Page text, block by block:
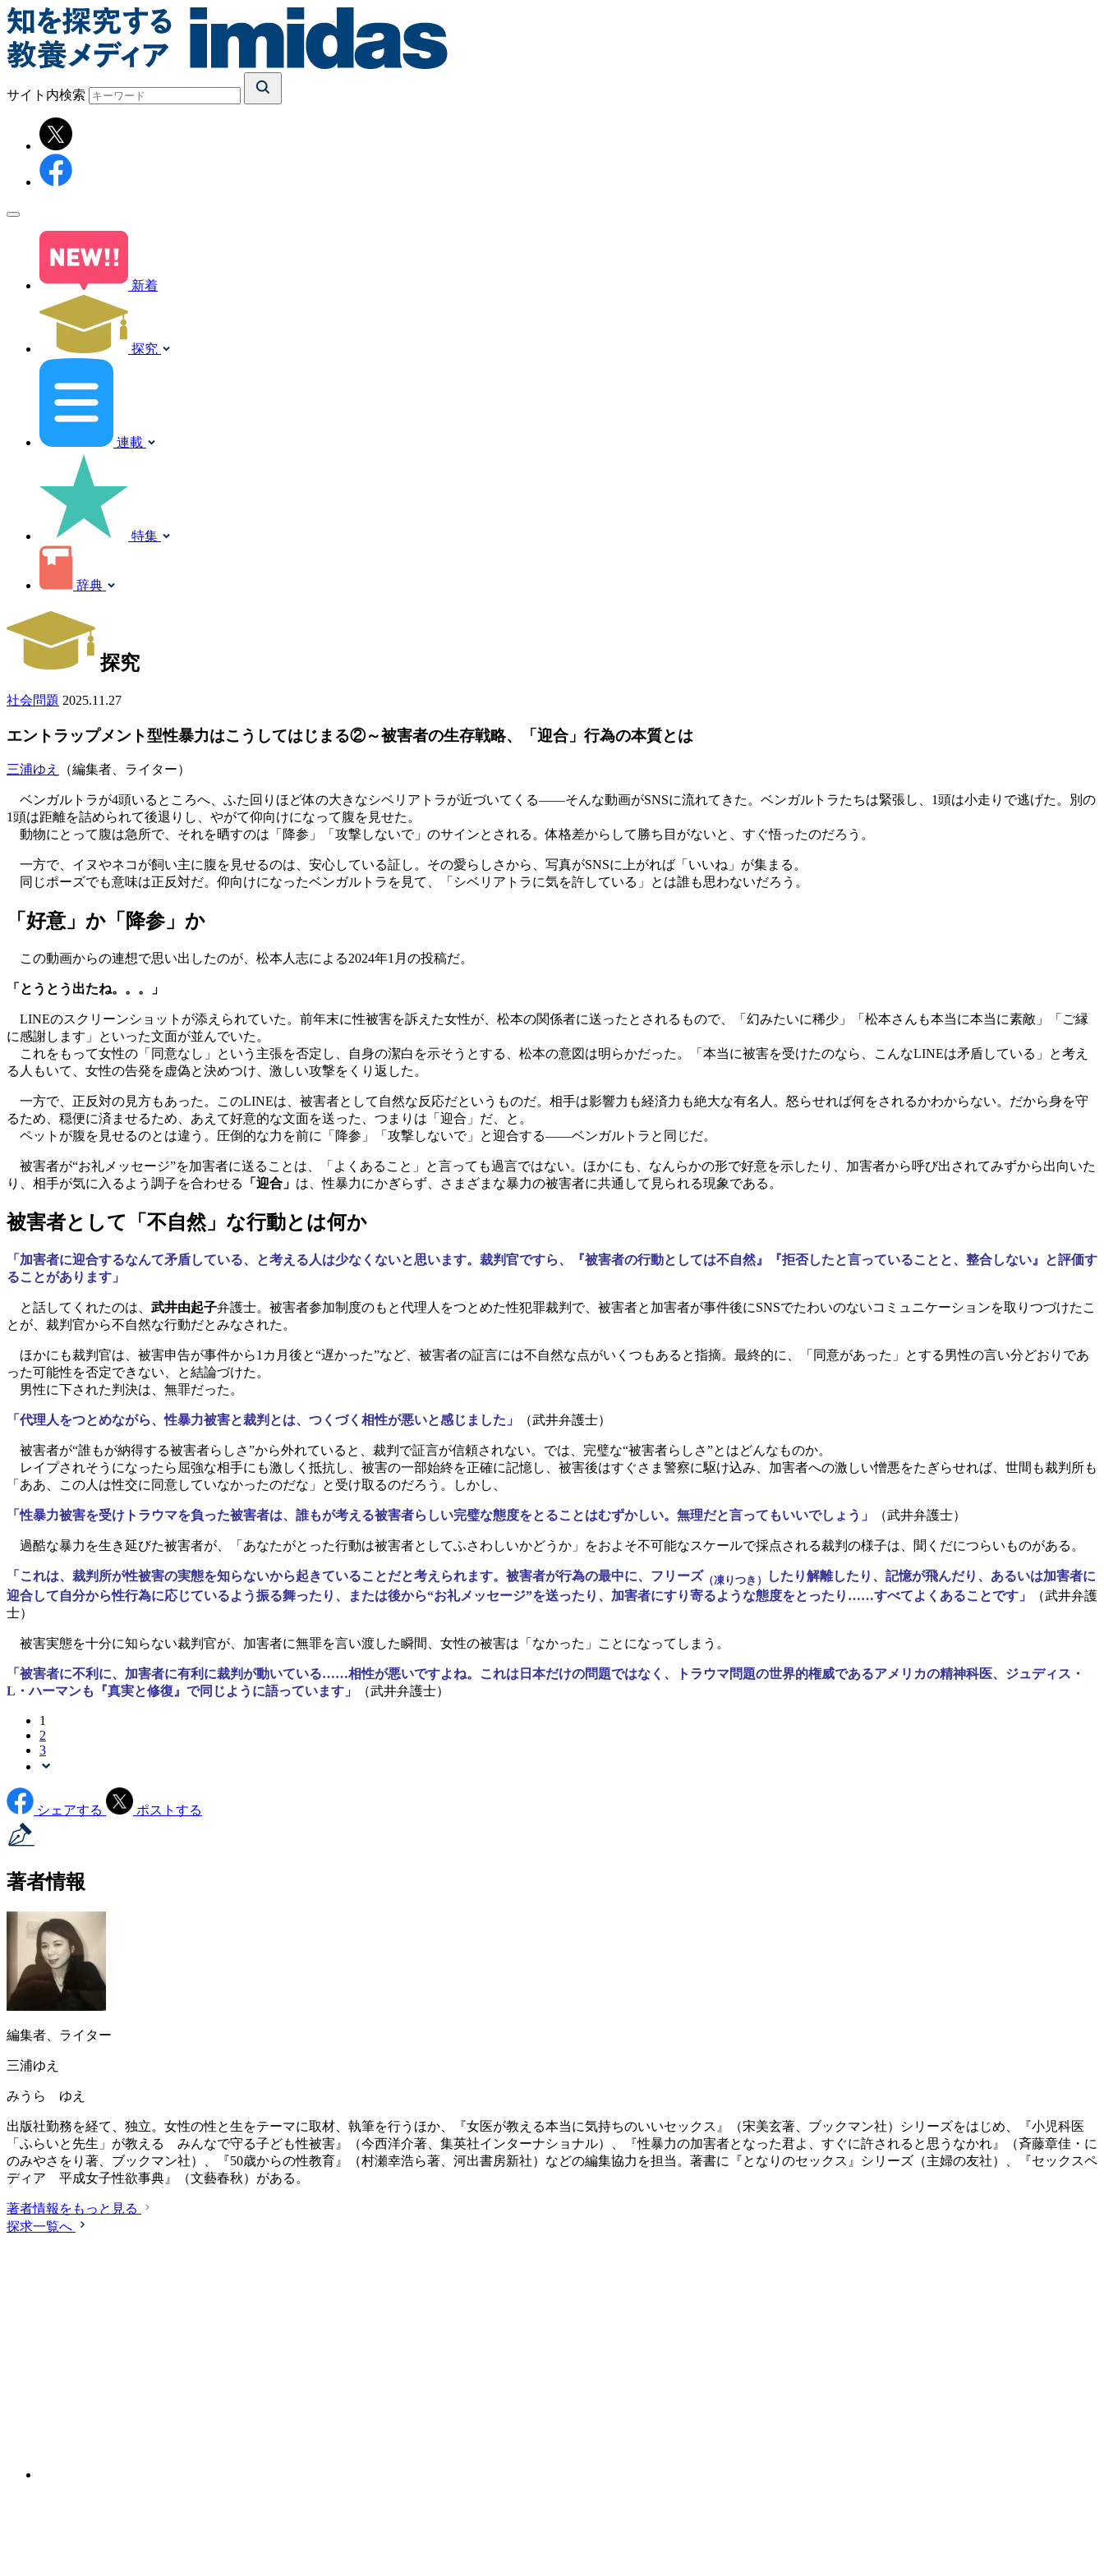
サイト内検索
新着
探究
連載
特集
辞典
探究
社会問題 2025.11.27
エントラップメント型性暴力はこうしてはじまる②～被害者の生存戦略、「迎合」行為の本質とは
三浦ゆえ （編集者、ライター）
ベンガルトラが4頭いるところへ、ふた回りほど体の大きなシベリアトラが近づいてくる――そんな動画がSNSに流れてきた。ベンガルトラたちは緊張し、1頭は小走りで逃げた。別の
1頭は距離を詰められて後退りし、やがて仰向けになって腹を見せた。
動物にとって腹は急所で、それを晒すのは「降参」「攻撃しないで」のサインとされる。体格差からして勝ち目がないと、すぐ悟ったのだろう。
一方で、イヌやネコが飼い主に腹を見せるのは、安心している証し。その愛らしさから、写真がSNSに上がれば「いいね」が集まる。
同じポーズでも意味は正反対だ。仰向けになったベンガルトラを見て、「シベリアトラに気を許している」とは誰も思わないだろう。
「好意」か「降参」か
この動画からの連想で思い出したのが、松本人志による2024年1月の投稿だ。
「とうとう出たね。。。」
LINEのスクリーンショットが添えられていた。前年末に性被害を訴えた女性が、松本の関係者に送ったとされるもので、「幻みたいに稀少」「松本さんも本当に本当に素敵」「ご縁
に感謝します」といった文面が並んでいた。
これをもって女性の「同意なし」という主張を否定し、自身の潔白を示そうとする、松本の意図は明らかだった。「本当に被害を受けたのなら、こんなLINEは矛盾している」と考え
る人もいて、女性の告発を虚偽と決めつけ、激しい攻撃をくり返した。
一方で、正反対の見方もあった。このLINEは、被害者として自然な反応だというものだ。相手は影響力も経済力も絶大な有名人。怒らせれば何をされるかわからない。だから身を守
るため、穏便に済ませるため、あえて好意的な文面を送った、つまりは「迎合」だ、と。
ペットが腹を見せるのとは違う。圧倒的な力を前に「降参」「攻撃しないで」と迎合する――ベンガルトラと同じだ。
被害者が“お礼メッセージ”を加害者に送ることは、「よくあること」と言っても過言ではない。ほかにも、なんらかの形で好意を示したり、加害者から呼び出されてみずから出向いた
り、相手が気に入るよう調子を合わせる
「迎合」 は、性暴力にかぎらず、さまざまな暴力の被害者に共通して見られる現象である。
被害者として「不自然」な行動とは何か
「加害者に迎合するなんて矛盾している、と考える人は少なくないと思います。裁判官ですら、『被害者の行動としては不自然』『拒否したと言っていることと、整合しない』と評価す
ることがあります」
と話してくれたのは、 武井由起子弁護士。被害者参加制度のもと代理人をつとめた性犯罪裁判で、被害者と加害者が事件後にSNSでたわいのないコミュニケーションを取りつづけたこ
とが、裁判官から不自然な行動だとみなされた。
ほかにも裁判官は、被害申告が事件から1カ月後と“遅かった”など、被害者の証言には不自然な点がいくつもあると指摘。最終的に、「同意があった」とする男性の言い分どおりであ
った可能性を否定できない、と結論づけた。
男性に下された判決は、無罪だった。
「代理人をつとめながら、性暴力被害と裁判とは、つくづく相性が悪いと感じました」 （武井弁護士）
被害者が“誰もが納得する被害者らしさ”から外れていると、裁判で証言が信頼されない。では、完璧な“被害者らしさ”とはどんなものか。
レイプされそうになったら屈強な相手にも激しく抵抗し、被害の一部始終を正確に記憶し、被害後はすぐさま警察に駆け込み、加害者への激しい憎悪をたぎらせれば、世間も裁判所も
「ああ、この人は性交に同意していなかったのだな」と受け取るのだろう。しかし、
「性暴力被害を受けトラウマを負った被害者は、誰もが考える被害者らしい完璧な態度をとることはむずかしい。無理だと言ってもいいでしょう」 （武井弁護士）
過酷な暴力を生き延びた被害者が、「あなたがとった行動は被害者としてふさわしいかどうか」をおよそ不可能なスケールで採点される裁判の様子は、聞くだにつらいものがある。
「これは、裁判所が性被害の実態を知らないから起きていることだと考えられます。被害者が行為の最中に、フリーズ （凍りつき） したり解離したり、記憶が飛んだり、あるいは加害者に
迎合して自分から性行為に応じているよう振る舞ったり、または後から“お礼メッセージ”を送ったり、加害者にすり寄るような態度をとったり……すべてよくあることです」
（武井弁護
士）
被害実態を十分に知らない裁判官が、加害者に無罪を言い渡した瞬間、女性の被害は「なかった」ことになってしまう。
「被害者に不利に、加害者に有利に裁判が動いている……相性が悪いですよね。これは日本だけの問題ではなく、トラウマ問題の世界的権威であるアメリカの精神科医、ジュディス・
L・ハーマンも『真実と修復』で同じように語っています」
（武井弁護士）
1
2
3
シェアする ポストする
著者情報
編集者、ライター
三浦ゆえ
みうら ゆえ
出版社勤務を経て、独立。女性の性と生をテーマに取材、執筆を行うほか、『女医が教える本当に気持ちのいいセックス』（宋美玄著、ブックマン社）シリーズをはじめ、『小児科医
「ふらいと先生」が教える みんなで守る子ども性被害』（今西洋介著、集英社インターナショナル）、『性暴力の加害者となった君よ、すぐに許されると思うなかれ』（斉藤章佳・に
のみやさをり著、ブックマン社）、『50歳からの性教育』（村瀬幸浩ら著、河出書房新社）などの編集協力を担当。著書に『となりのセックス』シリーズ（主婦の友社）、『セックスペ
ディア 平成女子性欲事典』（文藝春秋）がある。
著者情報をもっと見る
探求一覧へ